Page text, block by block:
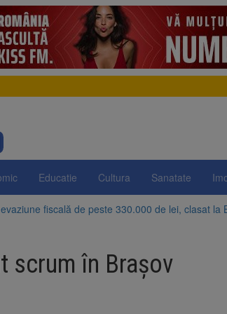
Educatie Cultura Sanatate
fiscală de peste 330.000 de lei, clasat la
Brașov amenință cu sistarea plăților către Brai-
de lângă Piața Star din Brașov au fost
Belvedere de pe Tâmpa intră în renovare.
scrum în Brașov